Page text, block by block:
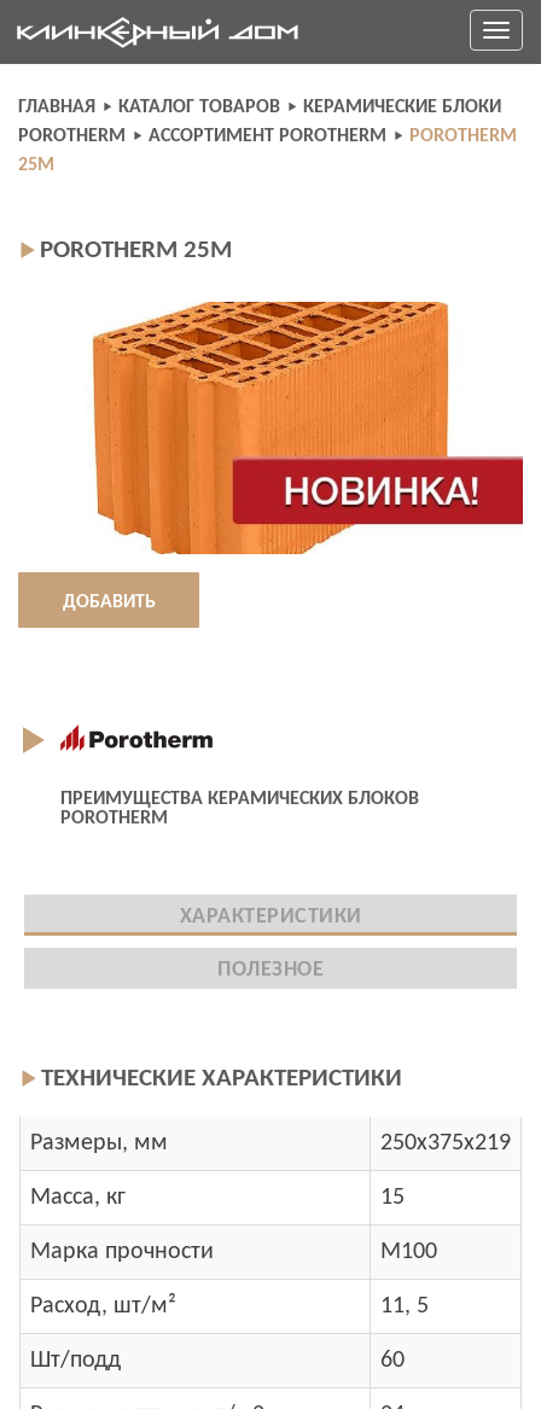
to
content
Toggle
ГЛАВНАЯ КАТАЛОГ ТОВАРОВ
КЕРАМИЧЕСКИЕ БЛОКИ
POROTHERM
АССОРТИМЕНТ POROTHERM
POROTHERM
25M
POROTHERM 25M
ДОБАВИТЬ
ПРЕИМУЩЕСТВА КЕРАМИЧЕСКИХ БЛОКОВ
POROTHERM
ХАРАКТЕРИСТИКИ
ПОЛЕЗНОЕ
ТЕХНИЧЕСКИЕ ХАРАКТЕРИСТИКИ
Размеры, мм 250х375х219
Масса, кг 15
Марка прочности М100
Расход, шт/м² 11, 5
Шт/подд 60